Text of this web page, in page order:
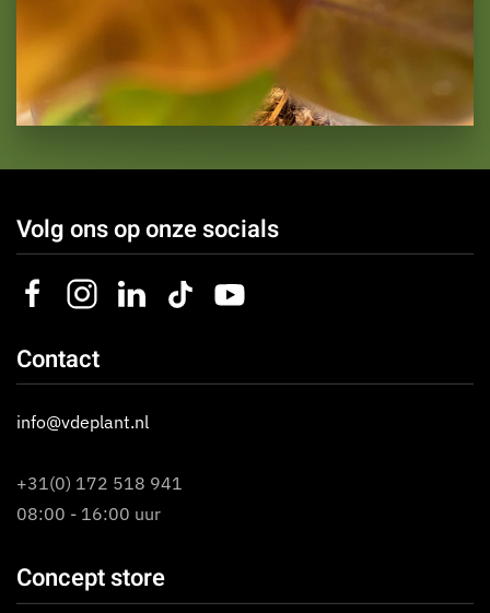
Volg ons op onze socials
Contact
info@vdeplant.nl
+31(0) 172 518 941
08:00 - 16:00 uur
Concept store